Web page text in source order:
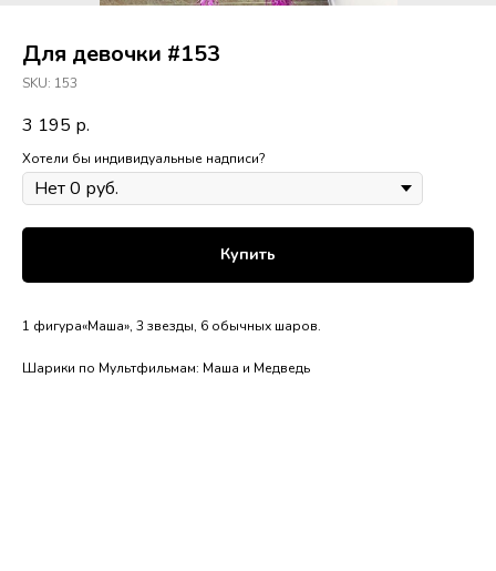
Для девочки #153
SKU: 153
3 195 р.
Хотели бы индивидуальные надписи?
Купить
1 фигура«Маша», 3 звезды, 6 обычных шаров.
Шарики по Мультфильмам: Маша и Медведь